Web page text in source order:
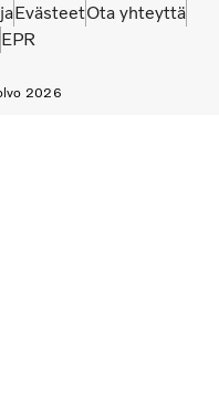
2026
EvästeetOta yhteyttä
EPR